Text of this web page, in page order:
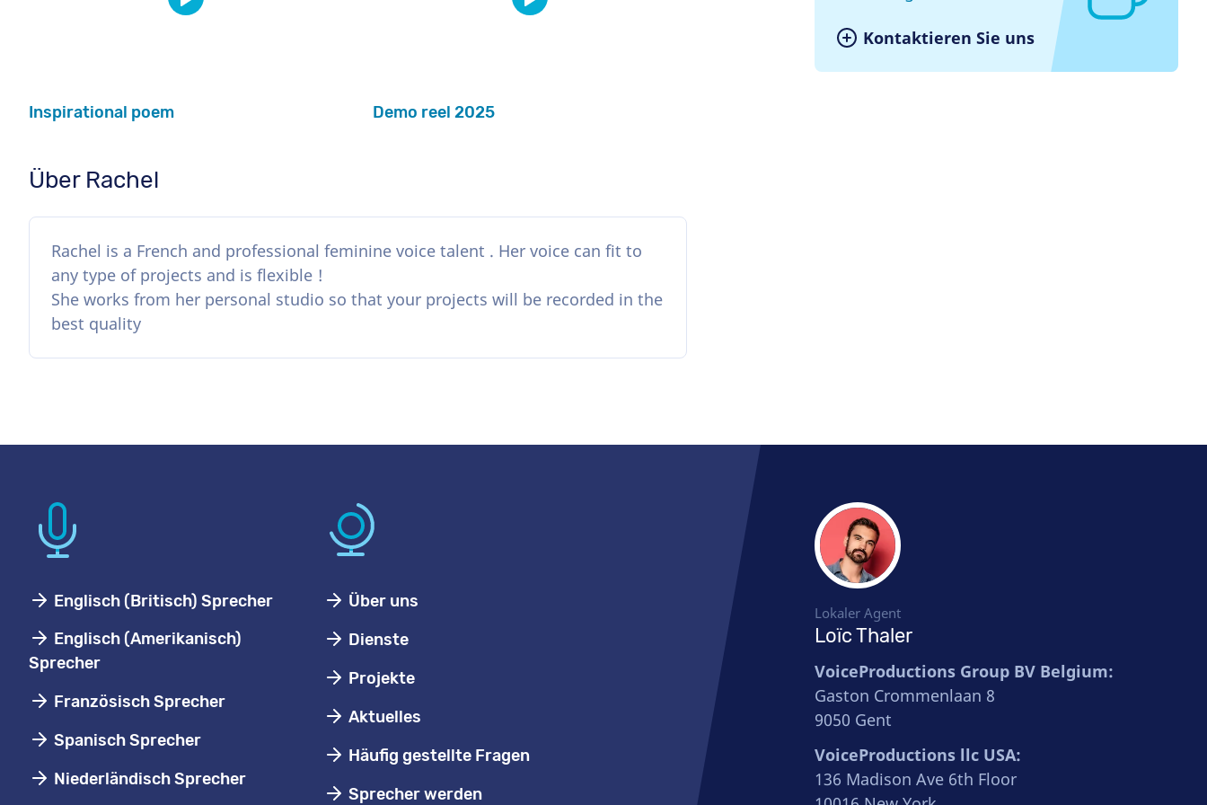
Kontaktieren Sie uns
Inspirational poem Demo reel 2025
Über Rachel
Rachel is a French and professional feminine voice talent . Her voice can fit to
any type of projects and is flexible !
She works from her personal studio so that your projects will be recorded in the
best quality
Englisch (Britisch) Sprecher
Englisch (Amerikanisch)
Sprecher
Französisch Sprecher
Spanisch Sprecher
Niederländisch Sprecher
Über uns
Dienste
Projekte
Aktuelles
Häufig gestellte Fragen
Sprecher werden
Lokaler Agent
Loïc Thaler
VoiceProductions Group BV Belgium:
Gaston Crommenlaan 8
9050 Gent
VoiceProductions llc USA:
136 Madison Ave 6th Floor